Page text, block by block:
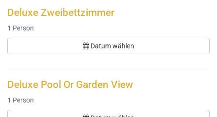
Deluxe Zweibettzimmer
1 Person
Datum wählen
Deluxe Pool Or Garden View
1 Person